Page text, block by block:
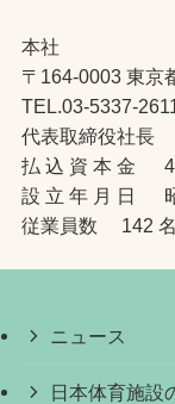
本社
〒164-0003 東京
TEL.03-5337-
代表取締役社長
払 込 資 本 金
設 立 年 月 日
従業員数 142 名
ニュース
日本体育施設